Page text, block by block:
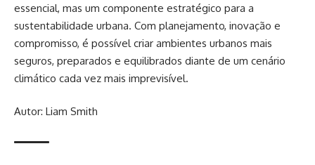
essencial, mas um componente estratégico para a
sustentabilidade urbana. Com planejamento, inovação e
compromisso, é possível criar ambientes urbanos mais
seguros, preparados e equilibrados diante de um cenário
climático cada vez mais imprevisível.
Autor: Liam Smith